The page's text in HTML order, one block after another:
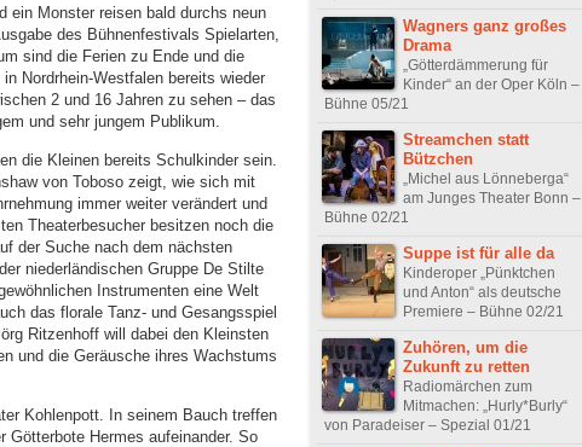
ein Monster reisen bald durchs neun
des Bühnenfestivals Spielarten,
sind die Ferien zu Ende und die
Nordrhein-Westfalen bereits wieder
2 und 16 Jahren zu sehen – das
und sehr jungem Publikum.
die Kleinen bereits Schulkinder sein.
von Toboso zeigt, wie sich mit
immer weiter verändert und
Theaterbesucher besitzen noch die
der Suche nach dem nächsten
niederländischen Gruppe De Stilte
Instrumenten eine Welt
das florale Tanz- und Gesangsspiel
Ritzenhoff will dabei den Kleinsten
und die Geräusche ihres Wachstums
Kohlenpott. In seinem Bauch treffen
Götterbote Hermes aufeinander. So
Wagners ganz großes
Drama
„Götterdämmerung für
Kinder“ an der Oper Köln –
Bühne 05/21
Streamchen statt
Bützchen
„Michel aus Lönneberga“
am Junges Theater Bonn –
Bühne 02/21
Suppe ist für alle da
Kinderoper „Pünktchen
und Anton“ als deutsche
Premiere – Bühne 02/21
Zuhören, um die
Zukunft zu retten
Radiomärchen zum
Mitmachen: „Hurly*Burly“
von Paradeiser – Spezial 01/21